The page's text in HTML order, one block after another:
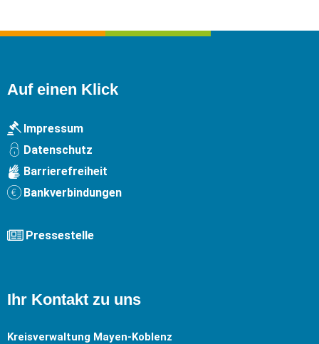
Auf einen Klick
Impressum
Datenschutz
Barrierefreiheit
Bankverbindungen
Pressestelle
Ihr Kontakt zu uns
Kreisverwaltung Mayen-Koblenz